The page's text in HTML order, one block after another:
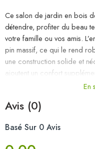
Ce salon de jardin en bois
détendre, profiter du beau
votre famille ou vos amis.
pin massif, ce qui le rend
une construction solide et
ajoutent un confort
une touche de charme
d’extérieur, nous vous
En
Avis (0)
Basé Sur 0 Avis